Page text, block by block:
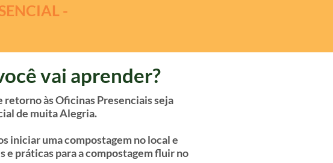
-
vai aprender?
retorno às Oficinas Presenciais seja
de muita Alegria.
iniciar uma compostagem no local e
e práticas para a compostagem fluir no